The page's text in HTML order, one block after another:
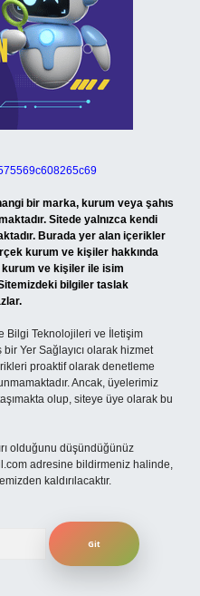
bir marka, kurum veya şahıs
Sitede yalnızca kendi
Burada yer alan içerikler
kurum ve kişiler hakkında
kurum ve kişiler ile isim
bilgiler taslak
Bilgi Teknolojileri ve İletişim
Yer Sağlayıcı olarak hizmet
proaktif olarak denetleme
Ancak, üyelerimiz
olup, siteye üye olarak bu
olduğunu düşündüğünüz
adresine bildirmeniz halinde,
kaldırılacaktır.